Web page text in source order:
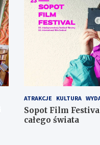
a
w
i
g
a
c
ATRAKCJE KULTURA
Sopot Film
całego świata